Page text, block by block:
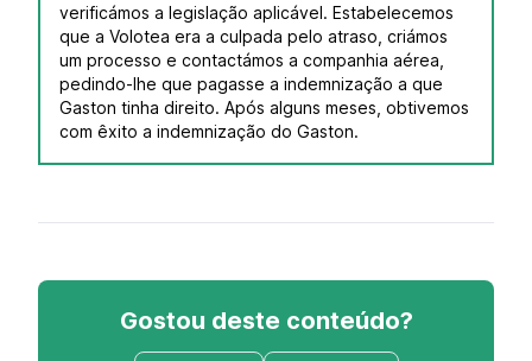
verificámos a legislação aplicável. Estabelecemos
que a Volotea era a culpada pelo atraso, criámos
um processo e contactámos a companhia aérea,
pedindo-lhe que pagasse a indemnização a que
Gaston tinha direito. Após alguns meses, obtivemos
com êxito a indemnização do Gaston.
Gostou deste conteúdo?